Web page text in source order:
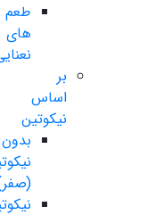
طعم
های
بر
اساس
نیکوتین
بدون